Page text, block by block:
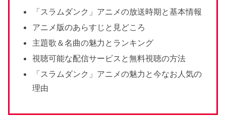
「スラムダンク」アニメの放送時期と基本情報
アニメ版のあらすじと見どころ
主題歌＆名曲の魅力とランキング
視聴可能な配信サービスと無料視聴の方法
「スラムダンク」アニメの魅力と今なお人気の
理由